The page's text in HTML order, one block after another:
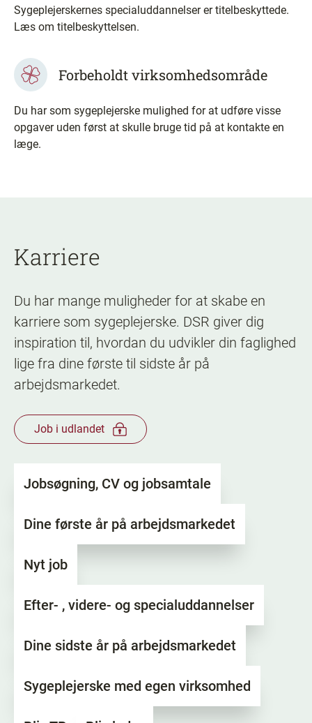
Sygeplejerskernes specialuddannelser er titelbeskyttede.
Læs om titelbeskyttelsen.
Forbeholdt virksomhedsområde
Du har som sygeplejerske mulighed for at udføre visse
opgaver uden først at skulle bruge tid på at kontakte en
læge.
Karriere
Du har mange muligheder for at skabe en
karriere som sygeplejerske. DSR giver dig
inspiration til, hvordan du udvikler din faglighed
lige fra dine første til sidste år på
arbejdsmarkedet.
Job i udlandet
Jobsøgning, CV og jobsamtale
Dine første år på arbejdsmarkedet
Nyt job
Efter- , videre- og specialuddannelser
Dine sidste år på arbejdsmarkedet
Sygeplejerske med egen virksomhed